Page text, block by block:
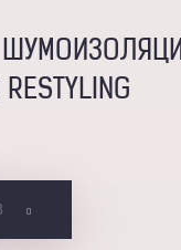
RESTYLING